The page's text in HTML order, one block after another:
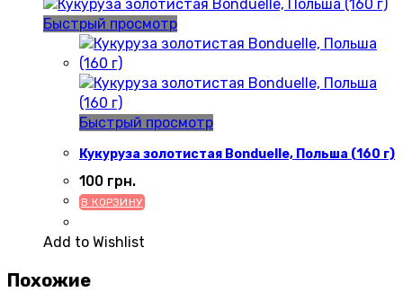
Быстрый просмотр
Быстрый просмотр
Кукуруза золотистая Bonduelle, Польша (160 г)
100 грн.
В КОРЗИНУ
Add to Wishlist
Похожие